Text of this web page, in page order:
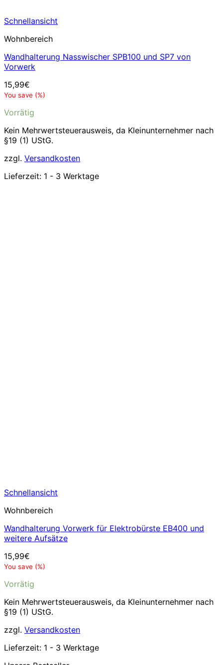
Schnellansicht
Wohnbereich
Wandhalterung Nasswischer SPB100 und SP7 von
Vorwerk
15,99€
You save (%)
Vorrätig
Kein Mehrwertsteuerausweis, da Kleinunternehmer nach
§19 (1) UStG.
zzgl. Versandkosten
Lieferzeit: 1 - 3 Werktage
Schnellansicht
Wohnbereich
Wandhalterung Vorwerk für Elektrobürste EB400 und
weitere Aufsätze
15,99€
You save (%)
Vorrätig
Kein Mehrwertsteuerausweis, da Kleinunternehmer nach
§19 (1) UStG.
zzgl. Versandkosten
Lieferzeit: 1 - 3 Werktage